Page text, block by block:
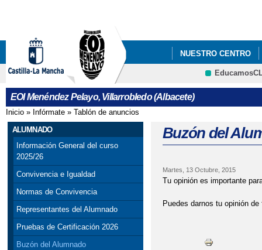
NUESTRO CENTRO
EOI Menéndez Pelayo, Villarrobledo (Albacete)
Se encuentra usted aquí
Inicio » Infórmate » Tablón de anuncios
ALUMNADO
Información General del curso
2025/26
Convivencia e Igualdad
Normas de Convivencia
Representantes del Alumnado
Pruebas de Certificación 2026
Buzón del Alumnado
Buzón del
Martes, 13 Octubre, 2015
Tu opinión es importante
Puedes darnos tu opinión